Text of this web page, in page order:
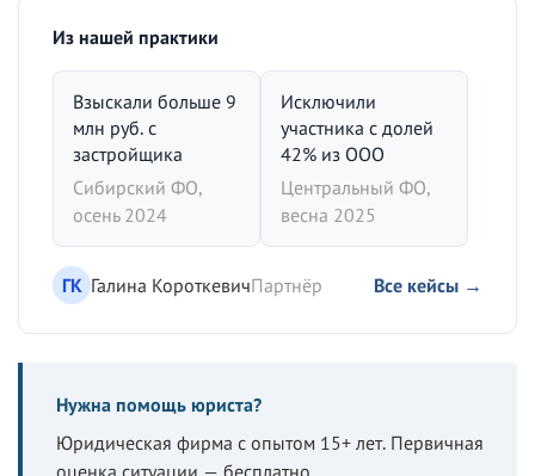
Из нашей практики
Взыскали больше 9
млн руб. с
застройщика
Сибирский ФО,
осень 2024
Исключили
участника с долей
42% из ООО
Центральный ФО,
весна 2025
ГК Галина КороткевичПартнёр Все кейсы →
Нужна помощь юриста?
Юридическая фирма с опытом 15+ лет. Первичная